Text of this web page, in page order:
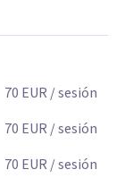
70 EUR / sesión
70 EUR / sesión
70 EUR / sesión